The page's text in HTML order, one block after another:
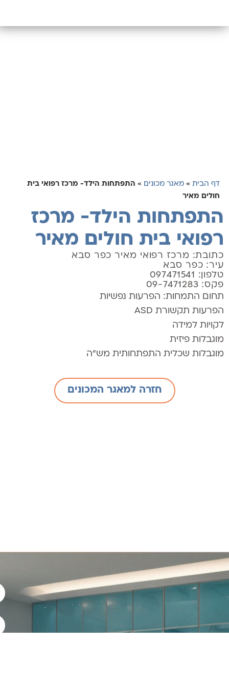
דף הבית » מאגר מכונים » התפתחות הילד- מרכז רפואי בית
חולים מאיר
התפתחות הילד- מרכז
רפואי בית חולים מאיר
כתובת: מרכז רפואי מאיר כפר סבא
עיר: כפר סבא
טלפון: 097471541
פקס: 09-7471283
תחום התמחות: הפרעות נפשיות
הפרעות תקשורת ASD
לקויות למידה
מוגבלות פיזית
מוגבלות שכלית התפתחותית מש"ה
חזרה למאגר המכונים